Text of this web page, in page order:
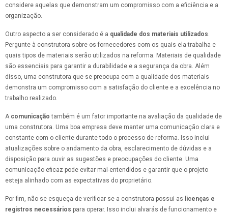
considere aquelas que demonstram um compromisso com a eficiência e a
organização.
Outro aspecto a ser considerado é a qualidade dos materiais utilizados.
Pergunte à construtora sobre os fornecedores com os quais ela trabalha e
quais tipos de materiais serão utilizados na reforma. Materiais de qualidade
são essenciais para garantir a durabilidade e a segurança da obra. Além
disso, uma construtora que se preocupa com a qualidade dos materiais
demonstra um compromisso com a satisfação do cliente e a excelência no
trabalho realizado.
A comunicação também é um fator importante na avaliação da qualidade de
uma construtora. Uma boa empresa deve manter uma comunicação clara e
constante com o cliente durante todo o processo de reforma. Isso inclui
atualizações sobre o andamento da obra, esclarecimento de dúvidas e a
disposição para ouvir as sugestões e preocupações do cliente. Uma
comunicação eficaz pode evitar mal-entendidos e garantir que o projeto
esteja alinhado com as expectativas do proprietário.
Por fim, não se esqueça de verificar se a construtora possui as licenças e
registros necessários para operar. Isso inclui alvarás de funcionamento e